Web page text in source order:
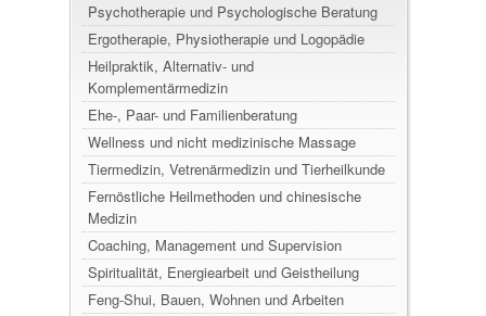
Psychotherapie und Psychologische Beratung
Ergotherapie, Physiotherapie und Logopädie
Heilpraktik, Alternativ- und
Komplementärmedizin
Ehe-, Paar- und Familienberatung
Wellness und nicht medizinische Massage
Tiermedizin, Vetrenärmedizin und Tierheilkunde
Fernöstliche Heilmethoden und chinesische
Medizin
Coaching, Management und Supervision
Spiritualität, Energiearbeit und Geistheilung
Feng-Shui, Bauen, Wohnen und Arbeiten